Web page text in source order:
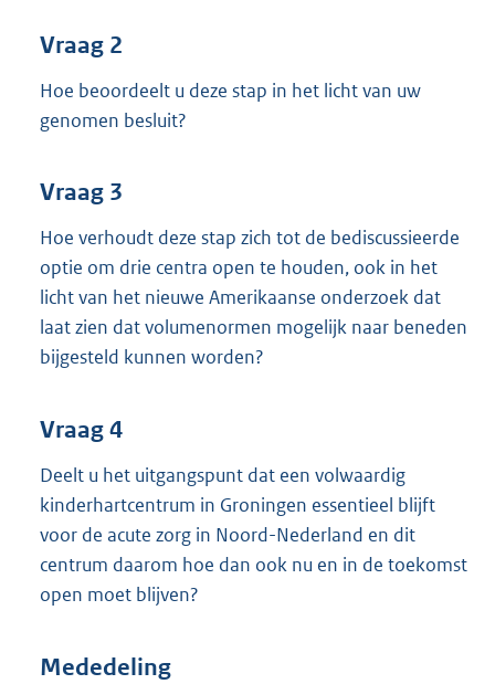
Vraag 2
Hoe beoordeelt u deze stap in het licht van uw
genomen besluit?
Vraag 3
Hoe verhoudt deze stap zich tot de bediscussieerde
optie om drie centra open te houden, ook in het
licht van het nieuwe Amerikaanse onderzoek dat
laat zien dat volumenormen mogelijk naar beneden
bijgesteld kunnen worden?
Vraag 4
Deelt u het uitgangspunt dat een volwaardig
kinderhartcentrum in Groningen essentieel blijft
voor de acute zorg in Noord-Nederland en dit
centrum daarom hoe dan ook nu en in de toekomst
open moet blijven?
Mededeling